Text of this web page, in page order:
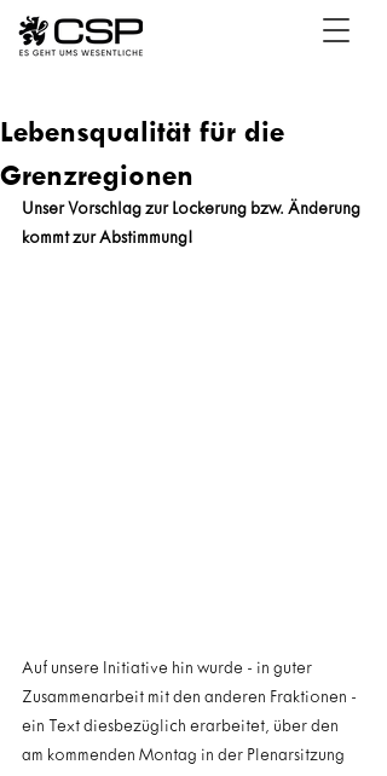
Lebensqualität für die
Grenzregionen
Unser Vorschlag zur Lockerung bzw. Änderung
kommt zur Abstimmung!
Auf unsere Initiative hin wurde - in guter
Zusammenarbeit mit den anderen Fraktionen -
ein Text diesbezüglich erarbeitet, über den
am kommenden Montag in der Plenarsitzung